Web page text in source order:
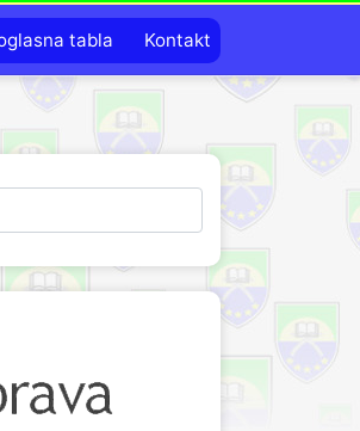
tabla Kontakt